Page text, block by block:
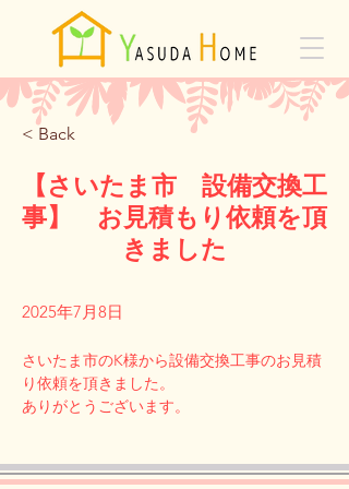
< Back
【さいたま市 設備交換工
事】 お見積もり依頼を頂
きました
2025年7月8日
Previous
さいたま市のK様から設備交換工事のお見積
り依頼を頂きました。
ありがとうございます。